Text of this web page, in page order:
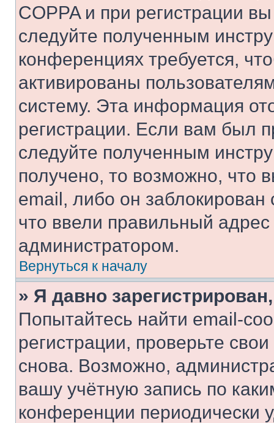
COPPA и при регистрации
следуйте полученным
конференциях требуется,
активированы
систему. Эта информация
регистрации. Если вам был
следуйте полученным
получено, то возможно, что
email, либо он
что ввели правильный адрес
администратором.
Вернуться к началу
» Я давно
Попытайтесь найти email-
регистрации, проверьте
снова. Возможно,
вашу учётную запись по
конференции периодически